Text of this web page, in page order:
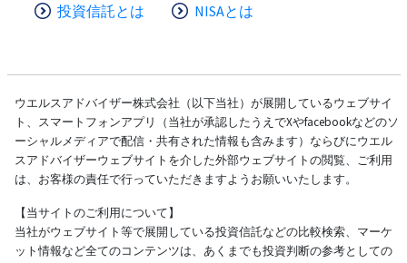
投資信託とは NISAとは
ウエルスアドバイザー株式会社（以下当社）が展開しているウェブサイ
ト、スマートフォンアプリ（当社が承認したうえでXやfacebookなどのソ
ーシャルメディアで配信・共有された情報も含みます）ならびにウエル
スアドバイザーウェブサイトを介した外部ウェブサイトの閲覧、ご利用
は、お客様の責任で行っていただきますようお願いいたします。
【当サイトのご利用について】
当社がウェブサイト等で展開している投資信託などの比較検索、マーケ
ット情報など全てのコンテンツは、あくまでも投資判断の参考としての